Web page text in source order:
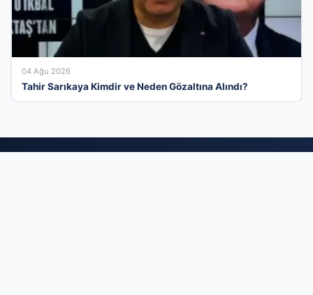
04 Ağu 2026
Tahir Sarıkaya Kimdir ve Neden Gözaltına Alındı?